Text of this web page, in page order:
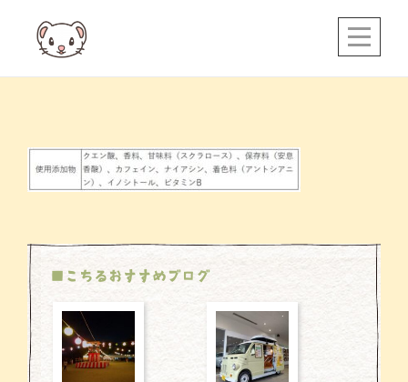
content
■こちるおすすめブログ
稿
ナ
ゲ
ー
シ
ョ
ン